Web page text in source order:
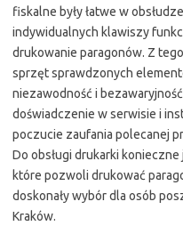
fiskalne były łatwe w
indywidualnych klawiszy
drukowanie paragonów. Z
sprzęt sprawdzonych
niezawodność i
doświadczenie w serwisie i
poczucie zaufania polecanej
Do obsługi drukarki
które pozwoli drukować
doskonały wybór dla osób
Kraków.